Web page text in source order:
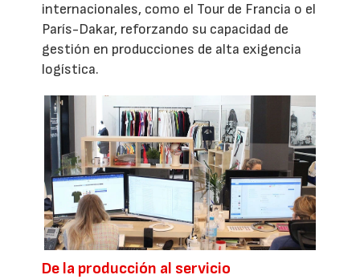
internacionales, como el Tour de Francia o el
París-Dakar, reforzando su capacidad de
gestión en producciones de alta exigencia
logística.
De la producción al servicio